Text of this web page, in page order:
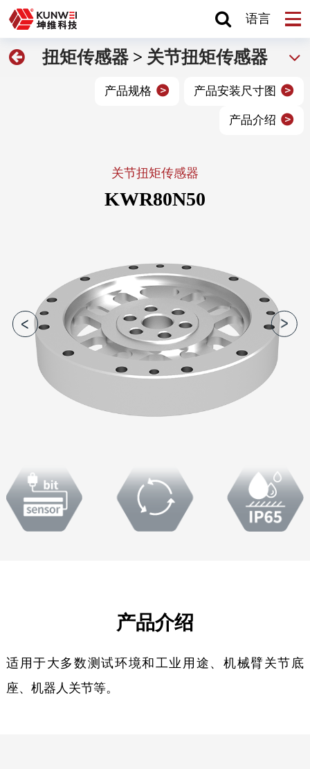
语言
扭矩传感器 > 关节扭矩传感器
产品安装尺寸图
产品规格
产品介绍
关节扭矩传感器
KWR80N50
产品介绍
适用于大多数测试环境和工业用途、机械臂关节底
座、机器人关节等。